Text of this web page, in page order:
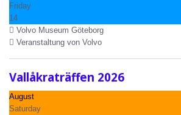
Friday
14
Volvo Museum Göteborg
Veranstaltung von Volvo
Vallåkraträffen 2026
August
Saturday